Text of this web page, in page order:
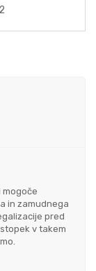
mogoče
in zamudnega
pred
v takem